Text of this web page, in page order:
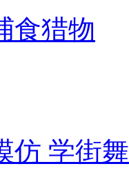
食猎物
仿 学街